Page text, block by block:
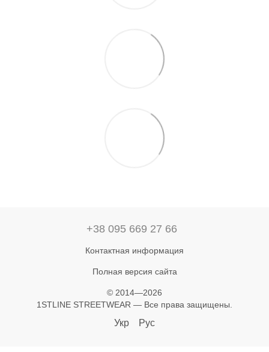
+38 095 669 27 66
Контактная информация
Полная версия сайта
© 2014—2026
1STLINE STREETWEAR — Все права защищены.
Укр Рус